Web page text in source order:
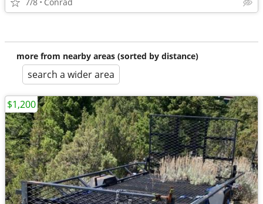
more from nearby areas (sorted by distance)
search a wider area
$1,200